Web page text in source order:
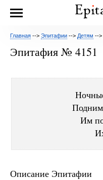
Главная --> Эпитафии --> Детям -->
Эпитафия № 4151
Им
Описание Эпитафии